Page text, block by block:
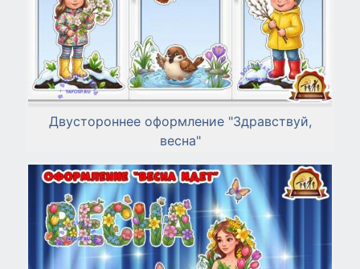
Двустороннее оформление "Здравствуй,
весна"